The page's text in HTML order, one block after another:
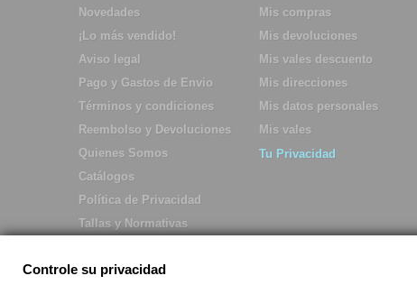
Novedades
¡Lo más vendido!
Aviso legal
Pago y Gastos de Envio
Términos y condiciones
Reembolso y Devoluciones
Quienes Somos
Catálogos
Política de Privacidad
Tallas y Normativas
Mis compras
Mis devoluciones
Mis vales descuento
Mis direcciones
Mis datos personales
Mis vales
Tu Privacidad
Controle su privacidad